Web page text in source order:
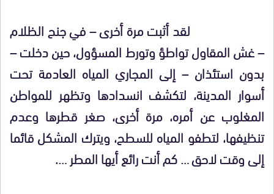
لقد أثبت مرة أخرى – في جنح الظلام
– غش المقاول تواطؤ وتورط المسؤول، حين دخلت –
بدون استئذان – إلى المجاري المياه العادمة تحت
أسوار المدينة، لتكشف انسدادها وتظهر للمواطن
المغلوب عن أمره، مرة أخرى، صغر قطرها وعدم
تنظيفها، لتطفو المياه للسطح، ويترك المشكل قائما
إلى وقت لاحق … كم أنت رائع أيها المطر ….